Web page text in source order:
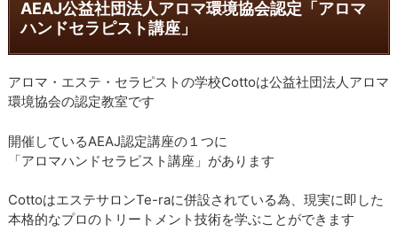
AEAJ公益社団法人アロマ環境協会認定「アロマ
ハンドセラピスト講座」
アロマ・エステ・セラピストの学校Cottoは公益社団法人アロマ
環境協会の認定教室です
開催しているAEAJ認定講座の１つに
「アロマハンドセラピスト講座」があります
CottoはエステサロンTe-raに併設されている為、現実に即した
本格的なプロのトリートメント技術を学ぶことができます